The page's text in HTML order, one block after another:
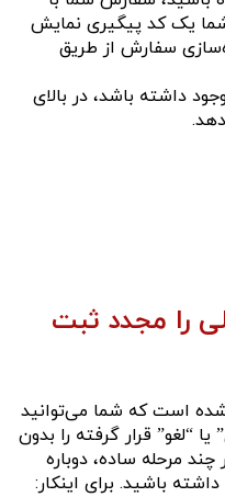
یک کد پیگیری نمایش
سفارش از طریق
داشته باشد، در بالای
را مجدد ثبت
است که شما می‌توانید
“لغو” قرار گرفته را بدون
مرحله ساده، دوباره